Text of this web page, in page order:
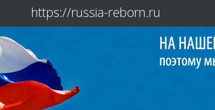
https://russia-reborn.ru